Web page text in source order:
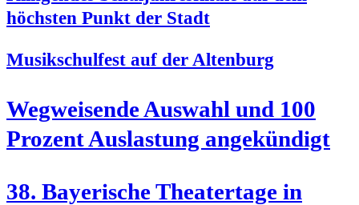
höchs­ten Punkt der Stadt
Musik­schul­fest auf der Altenburg
Weg­wei­sen­de Aus­wahl und 100
Pro­zent Aus­las­tung angekündigt
38. Baye­ri­sche Thea­ter­ta­ge in